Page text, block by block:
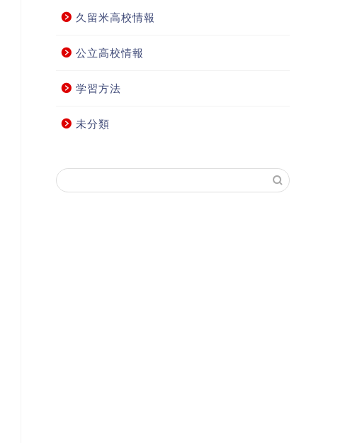
久留米高校情報
公立高校情報
学習方法
未分類